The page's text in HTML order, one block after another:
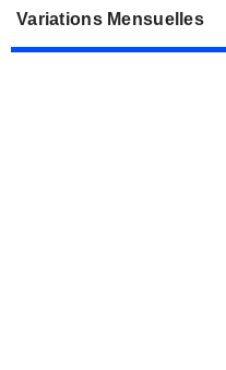
Variations Mensuelles